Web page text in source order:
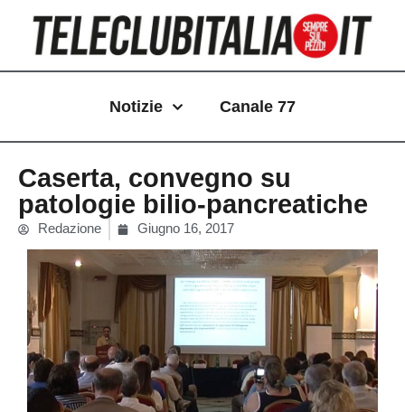
contenuto
Notizie Canale 77
Caserta, convegno su
patologie bilio-pancreatiche
Redazione Giugno 16, 2017